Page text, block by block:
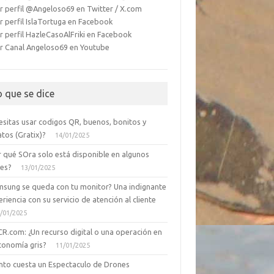
perfil @Angeloso69 en Twitter / X.com
perfil IslaTortuga en Facebook
perfil HazleCasoAlFriki en Facebook
Canal Angeloso69 en Youtube
que se dice
usar codigos QR, buenos, bonitos y
(Gratix)?
14/01/2025
qué SOra solo está disponible en algunos
13/01/2025
se queda con tu monitor? Una indignante
con su servicio de atención al cliente
01/2025
¿Un recurso digital o una operación en
gris?
11/01/2025
cuesta un Espectaculo de Drones